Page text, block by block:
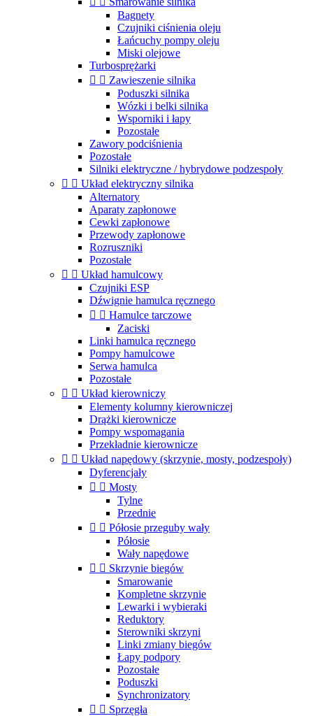
Bagnety
Czujniki ciśnienia oleju
Łańcuchy pompy oleju
Miski olejowe
Turbosprężarki
  Zawieszenie silnika
Poduszki silnika
Wózki i belki silnika
Wsporniki i łapy
Pozostałe
Zawory podciśnienia
Pozostałe
Silniki elektryczne / hybrydowe podzespoły
  Układ elektryczny silnika
Alternatory
Aparaty zapłonowe
Cewki zapłonowe
Przewody zapłonowe
Rozruszniki
Pozostałe
  Układ hamulcowy
Czujniki ESP
Dźwignie hamulca ręcznego
  Hamulce tarczowe
Zaciski
Linki hamulca ręcznego
Pompy hamulcowe
Serwa hamulca
Pozostałe
  Układ kierowniczy
Elementy kolumny kierowniczej
Drążki kierownicze
Pompy wspomagania
Przekładnie kierownicze
  Układ napędowy (skrzynie, mosty, podzespoły)
Dyferencjały
  Mosty
Tylne
Przednie
  Półosie przeguby wały
Półosie
Wały napędowe
  Skrzynie biegów
Smarowanie
Kompletne skrzynie
Lewarki i wybieraki
Reduktory
Sterowniki skrzyni
Linki zmiany biegów
Łapy podpory
Pozostałe
Poduszki
Synchronizatory
  Sprzęgła